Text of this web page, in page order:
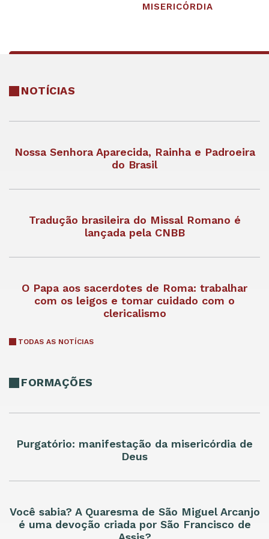
MISERICÓRDIA
NOTÍCIAS
Nossa Senhora Aparecida, Rainha e Padroeira
do Brasil
Tradução brasileira do Missal Romano é
lançada pela CNBB
O Papa aos sacerdotes de Roma: trabalhar
com os leigos e tomar cuidado com o
clericalismo
TODAS AS NOTÍCIAS
FORMAÇÕES
Purgatório: manifestação da misericórdia de
Deus
Você sabia? A Quaresma de São Miguel Arcanjo
é uma devoção criada por São Francisco de